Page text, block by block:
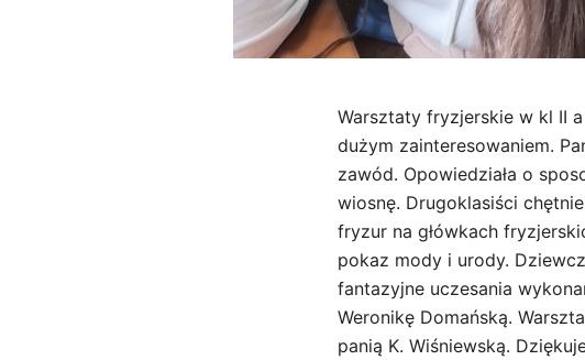
Warsztaty fryzjerskie w kl II
dużym zainteresowaniem.
zawód. Opowiedziała o
wiosnę. Drugoklasiści
fryzur na główkach
pokaz mody i urody.
fantazyjne uczesania
Weronikę Domańską.
panią K. Wiśniewską.